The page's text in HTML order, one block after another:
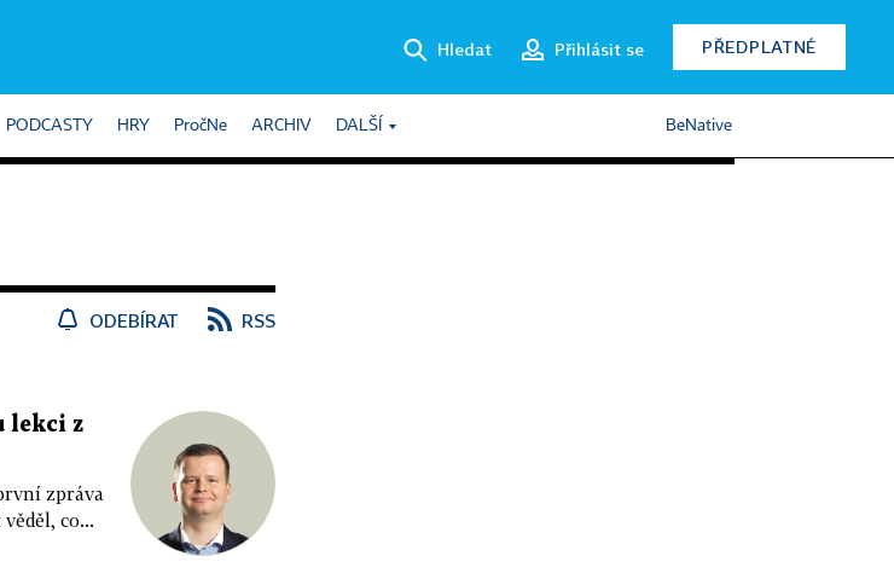
Hledat Přihlásit se PŘEDPLATNÉ
PODCASTY HRY PročNe ARCHIV DALŠÍ BeNative
ODEBÍRAT RSS
lekci z
zpráva
co...